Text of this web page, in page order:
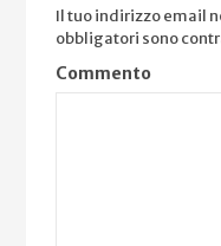
Il tuo indirizzo email
obbligatori sono
Commento